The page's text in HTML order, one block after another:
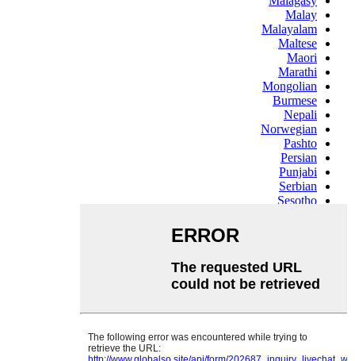
Malay
Malayalam
Maltese
Maori
Marathi
Mongolian
Burmese
Nepali
Norwegian
Pashto
Persian
Punjabi
Serbian
Sesotho
Samoan
Scots Gaelic
Sindhi
Swahili
Tajik